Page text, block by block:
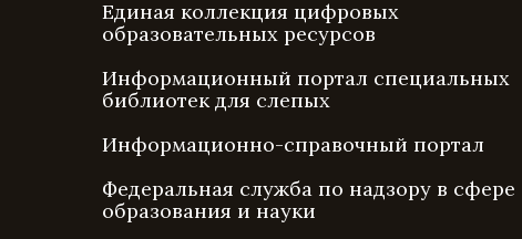
Единая коллекция цифровых
образовательных ресурсов
Информационный портал специальных
библиотек для слепых
Информационно-справочный портал
Федеральная служба по надзору в сфере
образования и науки